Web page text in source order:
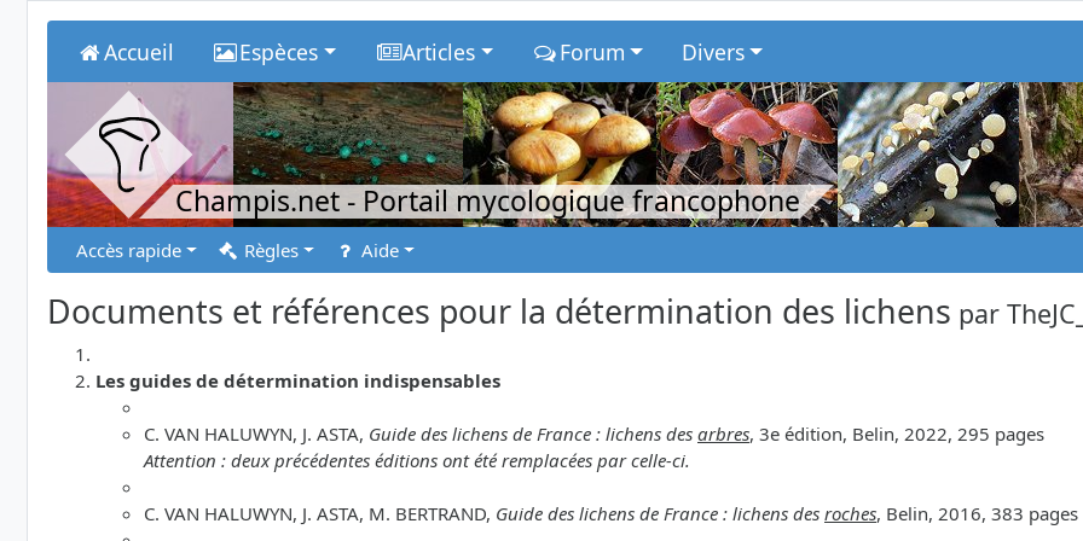
Accueil Espèces Articles Forum Divers
Champis.net- Portail mycologique francophone
Accès rapide Règles Aide
Documents et références pour la détermination des lichens par TheJC_
Les guides de détermination indispensables
C. VAN HALUWYN, J. ASTA, Guide des lichens de France : lichens des arbres, 3e édition, Belin, 2022, 295 pages
Attention : deux précédentes éditions ont été remplacées par celle-ci.
C. VAN HALUWYN, J. ASTA, M. BERTRAND, Guide des lichens de France : lichens des roches, Belin, 2016, 383 pages